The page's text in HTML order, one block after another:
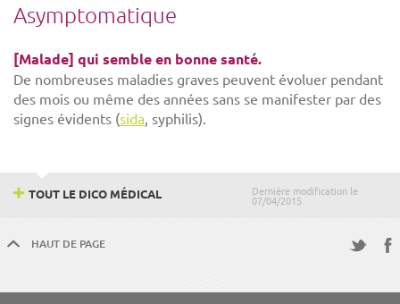
MÉTIERS
Asymptomatique
[Malade] qui semble en bonne santé.
De nombreuses maladies graves peuvent évoluer pendant
des mois ou même des années sans se manifester par des
signes évidents (sida, syphilis).
Dernière modification le
07/04/2015
TOUT LE DICO MÉDICAL
HAUT DE PAGE